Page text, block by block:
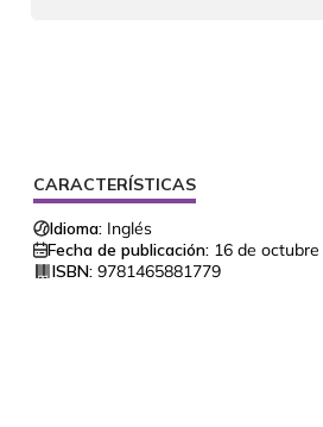
CARACTERÍSTICAS
Idioma: Inglés
Fecha de publicación: 16 de
ISBN: 9781465881779